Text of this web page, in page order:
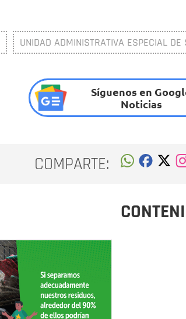
UNIDAD ADMINISTRATIVA ESPECIAL
Síguenos en
Noticias
COMPARTE: